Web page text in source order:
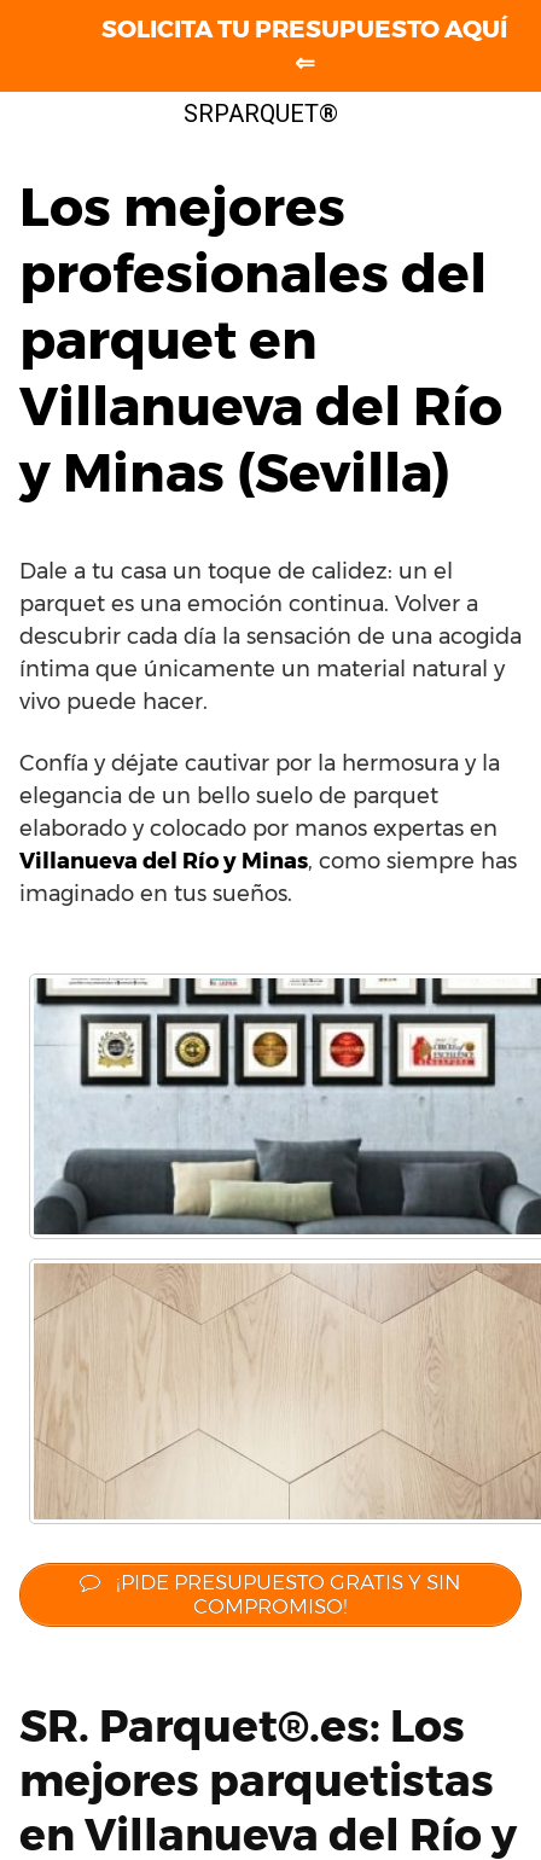
SRPARQUET®
Los mejores
profesionales del
parquet en
Villanueva del Río
y Minas (Sevilla)
Dale a tu casa un toque de calidez: un el
parquet es una emoción continua. Volver a
descubrir cada día la sensación de una acogida
íntima que únicamente un material natural y
vivo puede hacer.
Confía y déjate cautivar por la hermosura y la
elegancia de un bello suelo de parquet
elaborado y colocado por manos expertas en
Villanueva del Río y Minas, como siempre has
imaginado en tus sueños.
¡PIDE PRESUPUESTO GRATIS Y SIN
COMPROMISO!
SR. Parquet®.es: Los
mejores parquetistas
en Villanueva del Río y
SOLICITA TU PRESUPUESTO AQUÍ
⇐